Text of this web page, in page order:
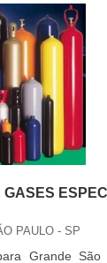
g...
GASES
PAULO - SP
Grande São